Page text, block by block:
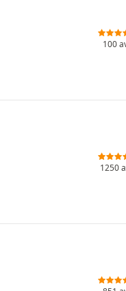
100
1250